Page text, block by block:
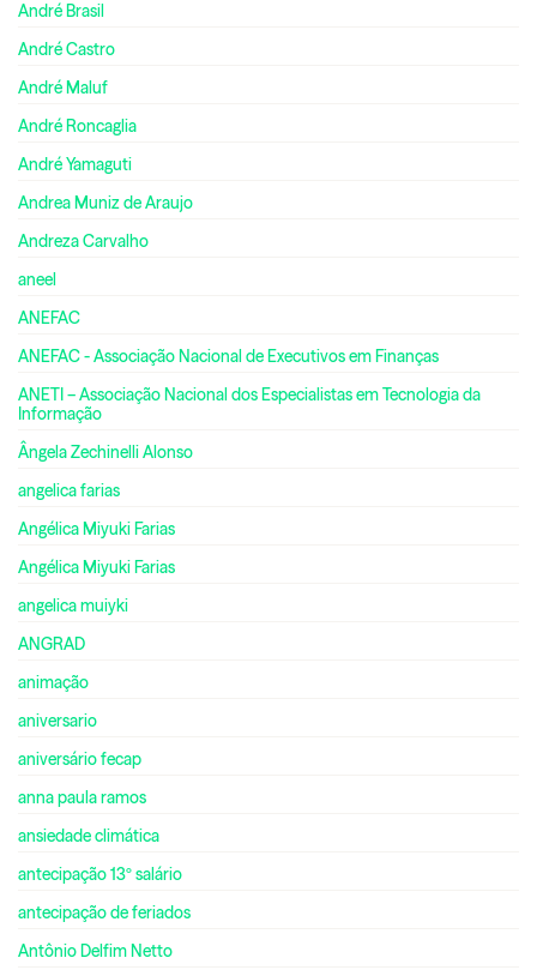
André Brasil
André Castro
André Maluf
André Roncaglia
André Yamaguti
Andrea Muniz de Araujo
Andreza Carvalho
aneel
ANEFAC
ANEFAC - Associação Nacional de Executivos em Finanças
ANETI – Associação Nacional dos Especialistas em Tecnologia da
Informação
Ângela Zechinelli Alonso
angelica farias
Angélica Miyuki Farias
Angélica Miyuki Farias
angelica muiyki
ANGRAD
animação
aniversario
aniversário fecap
anna paula ramos
ansiedade climática
antecipação 13º salário
antecipação de feriados
Antônio Delfim Netto